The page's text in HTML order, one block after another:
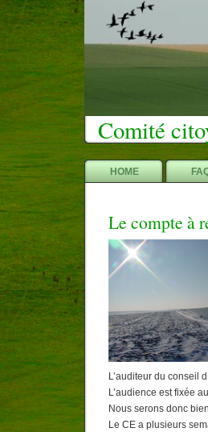
Comité
HOME
Le compte à
L’auditeur du conseil
L’audience est fixée
Nous serons donc
Le CE a plusieurs